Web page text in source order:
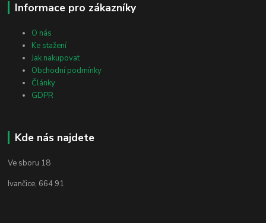
Informace pro zákazníky
O nás
Ke stažení
Jak nakupovat
Obchodní podmínky
Články
GDPR
Kde nás najdete
Ve sboru 18
Ivančice, 664 91